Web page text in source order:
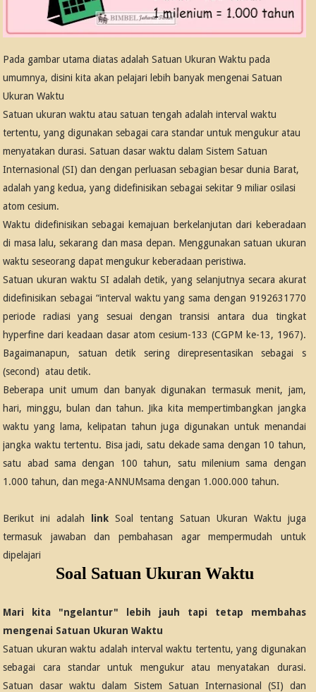
Pada gambar utama diatas adalah Satuan Ukuran Waktu pada
umumnya, disini kita akan pelajari lebih banyak mengenai Satuan
Ukuran Waktu
Satuan ukuran waktu atau satuan tengah adalah interval waktu
tertentu, yang digunakan sebagai cara standar untuk mengukur atau
menyatakan durasi. Satuan dasar waktu dalam Sistem Satuan
Internasional (SI) dan dengan perluasan sebagian besar dunia Barat,
adalah yang kedua, yang didefinisikan sebagai sekitar 9 miliar osilasi
atom cesium.
Waktu didefinisikan sebagai kemajuan berkelanjutan dari keberadaan
di masa lalu, sekarang dan masa depan. Menggunakan satuan ukuran
waktu seseorang dapat mengukur keberadaan peristiwa.
Satuan ukuran waktu SI adalah detik, yang selanjutnya secara akurat
didefinisikan sebagai “interval waktu yang sama dengan 9192631770
periode radiasi yang sesuai dengan transisi antara dua tingkat
hyperfine dari keadaan dasar atom cesium-133 (CGPM ke-13, 1967).
Bagaimanapun, satuan detik sering direpresentasikan sebagai s
(second) atau detik.
Beberapa unit umum dan banyak digunakan termasuk menit, jam,
hari, minggu, bulan dan tahun. Jika kita mempertimbangkan jangka
waktu yang lama, kelipatan tahun juga digunakan untuk menandai
jangka waktu tertentu. Bisa jadi, satu dekade sama dengan 10 tahun,
satu abad sama dengan 100 tahun, satu milenium sama dengan
1.000 tahun, dan mega-ANNUMsama dengan 1.000.000 tahun.
Berikut ini adalah linkSoal tentang Satuan Ukuran Waktu juga
termasuk jawaban dan pembahasan agar mempermudah untuk
dipelajari
Soal Satuan Ukuran Waktu
Mari kita "ngelantur" lebih jauh tapi tetap membahas
mengenai Satuan Ukuran Waktu
Satuan ukuran waktu adalah interval waktu tertentu, yang digunakan
sebagai cara standar untuk mengukur atau menyatakan durasi.
Satuan dasar waktu dalam Sistem Satuan Internasional (SI) dan